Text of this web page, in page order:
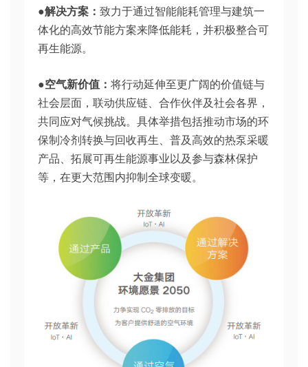
●解决方案： 致力于通过智能能耗管理与建筑一
体化的高效节能方案来降低能耗，并积极整合可
再生能源。
●空气新价值： 将行动延伸至更广阔的价值链与
社会层面，联动供应链、合作伙伴及社会各界，
共同应对气候挑战。具体举措包括推动市场的环
保制冷剂转换与回收再生、普及高效的热泵采暖
产品、拓展可再生能源事业以及参与森林保护
等，在更大范围内抑制全球变暖。